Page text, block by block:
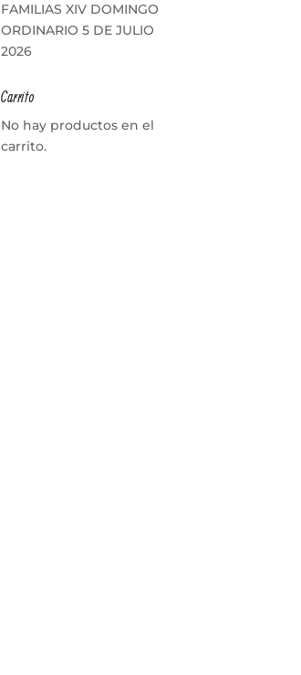
FAMILIAS XIV DOMINGO
ORDINARIO 5 DE JULIO
2026
Carrito
No hay productos en el
carrito.